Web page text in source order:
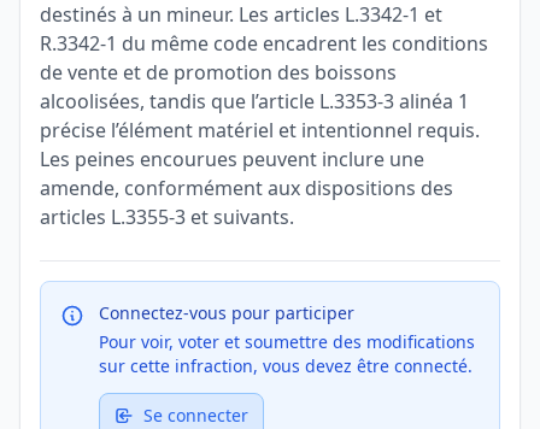
destinés à un mineur. Les articles L.3342-1 et
R.3342-1 du même code encadrent les conditions
de vente et de promotion des boissons
alcoolisées, tandis que l’article L.3353-3 alinéa 1
précise l’élément matériel et intentionnel requis.
Les peines encourues peuvent inclure une
amende, conformément aux dispositions des
articles L.3355-3 et suivants.
Connectez-vous pour participer
Pour voir, voter et soumettre des modifications
sur cette infraction, vous devez être connecté.
Se connecter